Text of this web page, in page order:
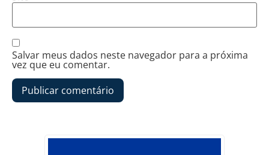
Salvar meus dados neste navegador para a próxima
vez que eu comentar.